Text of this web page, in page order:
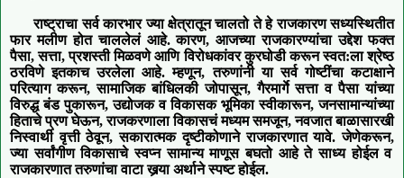
राष्ट्राचा सर्व कारभार ज्याक्षेत्रातून चालतो ते हे राजकारण सध्यस्थितीत
फार मलीणहोत चाललेलं आहे. कारण,आजच्या राजकारण्यांचा उद्देश फक्त
पैसा,सत्ता,प्रशस्तीमिळवणेआणिविरोधकांवर कुरघोडी करून स्वत:ला श्रेष्ठ
ठरविणे इतकाच उरलेला आहे. म्हणून, तरुणांनी या सर्व गोष्टींचा कटाक्षाने
परित्याग करून, सामाजिक बांधिलकी जोपासून, गैरमार्गे सत्ता व पैसा यांच्या
विरुद्ध बंड पुकारून, उद्योजक व विकासक भूमिका स्वीकारून, जनसामान्यांच्या
हिताचे प्रण घेऊन,राजकरणाला विकासचं मध्यम समजून,नवजात बाळासारखी
निस्वार्थी वृत्ती ठेवून, सकारात्मक दृष्टीकोणाने राजकारणात यावे. जेणेकरून,
ज्या सर्वांगीण विकासाचे स्वप्न सामान्य माणूस बघतो आहे ते साध्य होईल व
राजकारणात तरुणांचा वाटा खर्‍या अर्थाने स्पष्ट होईल.